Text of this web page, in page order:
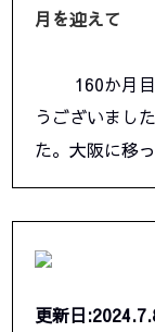
月を迎えて
160か月目
うございまし
た。大阪に移
更新日